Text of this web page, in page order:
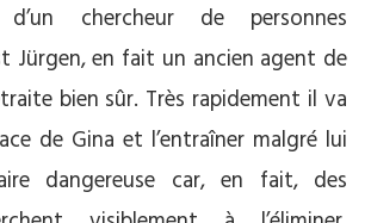
d’un chercheur de personnes
Jürgen, en fait un ancien agent de
bien sûr. Très rapidement il va
de Gina et l’entraîner malgré lui
dangereuse car, en fait, des